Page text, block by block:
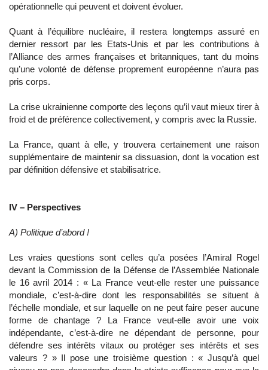
opérationnelle qui peuvent et doivent évoluer.
Quant à l’équilibre nucléaire, il restera longtemps assuré en
dernier ressort par les Etats-Unis et par les contributions à
l’Alliance des armes françaises et britanniques, tant du moins
qu’une volonté de défense proprement européenne n’aura pas
pris corps.
La crise ukrainienne comporte des leçons qu’il vaut mieux tirer à
froid et de préférence collectivement, y compris avec la Russie.
La France, quant à elle, y trouvera certainement une raison
supplémentaire de maintenir sa dissuasion, dont la vocation est
par définition défensive et stabilisatrice.
IV – Perspectives
A) Politique d’abord !
Les vraies questions sont celles qu’a posées l’Amiral Rogel
devant la Commission de la Défense de l’Assemblée Nationale
le 16 avril 2014 : « La France veut-elle rester une puissance
mondiale, c’est-à-dire dont les responsabilités se situent à
l’échelle mondiale, et sur laquelle on ne peut faire peser aucune
forme de chantage ? La France veut-elle avoir une voix
indépendante, c’est-à-dire ne dépendant de personne, pour
défendre ses intérêts vitaux ou protéger ses intérêts et ses
valeurs ? » Il pose une troisième question : « Jusqu’à quel